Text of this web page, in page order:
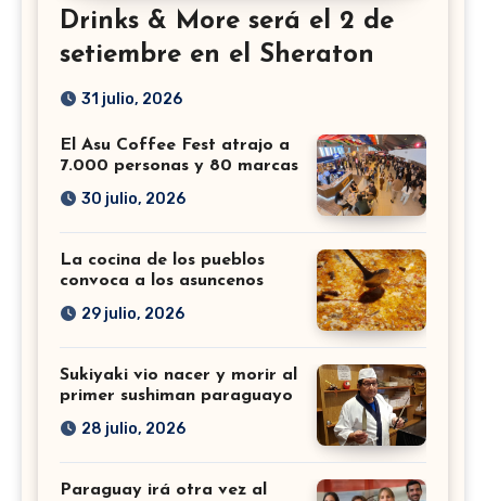
Drinks & More será el 2 de
setiembre en el Sheraton
31 julio, 2026
El Asu Coffee Fest atrajo a
7.000 personas y 80 marcas
30 julio, 2026
La cocina de los pueblos
convoca a los asuncenos
29 julio, 2026
Sukiyaki vio nacer y morir al
primer sushiman paraguayo
28 julio, 2026
Paraguay irá otra vez al